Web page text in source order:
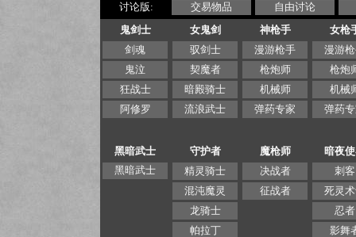
讨论版: 交易物品
自由讨论
鬼剑士
剑魂
鬼泣
狂战士
阿修罗
女鬼剑
驭剑士
契魔者
暗殿骑士
流浪武士
神枪手
漫游枪手
枪炮师
机械师
弹药专家
女枪
漫游
枪炮
机械
弹药
黑暗武士
黑暗武士
守护者
精灵骑士
混沌魔灵
龙骑士
帕拉丁
魔枪师
决战者
征战者
暗夜
刺客
死灵
忍者
影舞